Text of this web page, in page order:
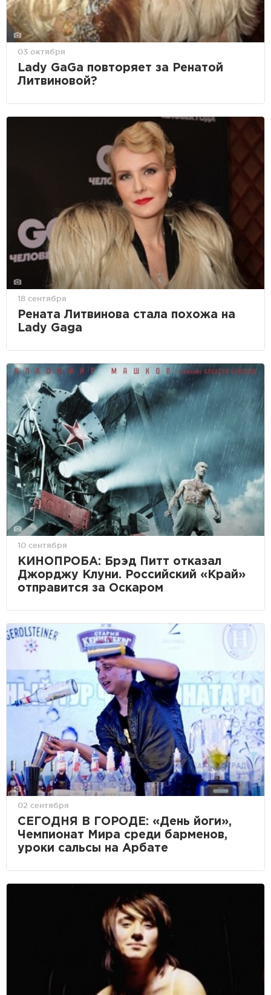
03 октября
Lady GaGa повторяет за Ренатой
Литвиновой?
18 сентября
Рената Литвинова стала похожа на
Lady Gaga
10 сентября
КИНОПРОБА: Брэд Питт отказал
Джорджу Клуни. Российский «Край»
отправится за Оскаром
02 сентября
СЕГОДНЯ В ГОРОДЕ: «День йоги»,
Чемпионат Мира среди барменов,
уроки сальсы на Арбате